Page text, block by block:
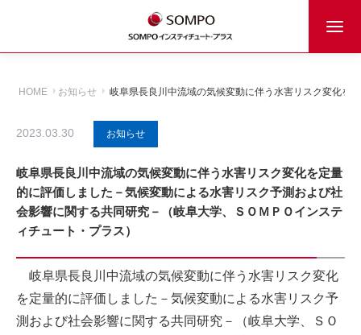
HOME お知らせ 岐阜県長良川中流域の気候変動に伴う水害リスク変化を
2023.03.30 お知らせ
岐阜県長良川中流域の気候変動に伴う水害リスク変化を定量
的に評価しました－気候変動による水害リスク予測および社
会影響に関する共同研究－（岐阜大学、ＳＯＭＰＯインステ
ィチュート・プラス）
岐阜県長良川中流域の気候変動に伴う水害リスク変化
を定量的に評価しました－気候変動による水害リスク予
測および社会影響に関する共同研究－（岐阜大学、ＳＯ